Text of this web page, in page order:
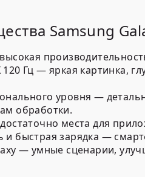
Samsung
Гц — яркая картинка,
уровня —
обработки.
места для
быстрая зарядка —
— умные сценарии,